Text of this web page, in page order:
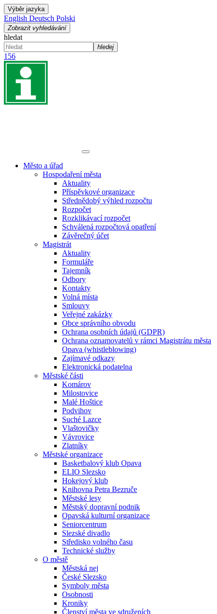
Výběr jazyka
English Deutsch Polski
Zobrazit vyhledávání
hledat
hledej
156
Město a úřad
Hospodaření města
Aktuality
Příspěvkové organizace
Střednědobý výhled rozpočtu
Rozpočet
Rozklikávací rozpočet
Schválená rozpočtová opatření
Závěrečný účet
Magistrát
Aktuality
Formuláře
Tajemník
Odbory
Kontakty
Volná místa
Smlouvy
Veřejné zakázky
Obce správního obvodu
Ochrana osobních údajů (GDPR)
Ochrana oznamovatelů v rámci Magistrátu města
Opava (whistleblowing)
Zajímavé odkazy
Elektronická podatelna
Městské části
Komárov
Milostovice
Malé Hoštice
Podvihov
Suché Lazce
Vlaštovičky
Vávrovice
Zlatníky
Městské organizace
Basketbalový klub Opava
ELIO Slezsko
Hokejový klub
Knihovna Petra Bezruče
Městské lesy
Městský dopravní podnik
Opavská kulturní organizace
Seniorcentrum
Slezské divadlo
Středisko volného času
Technické služby
O městě
Městská nej
České Slezsko
Symboly města
Osobnosti
Kroniky
Členství města ve sdruženích